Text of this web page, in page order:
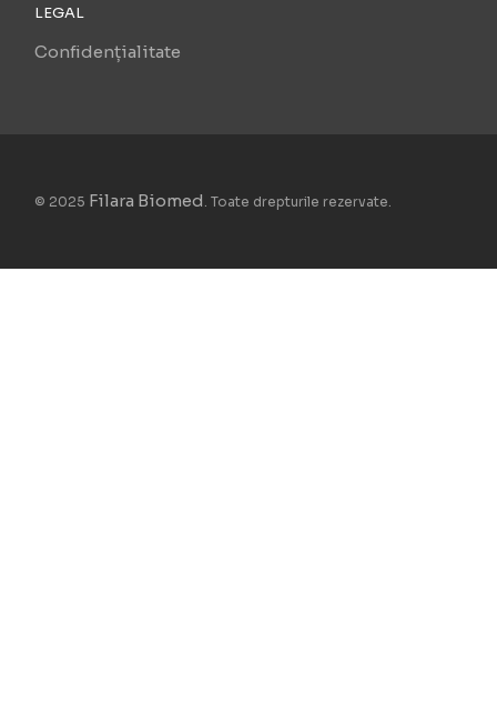
LEGAL
Confidențialitate
© 2025 Filara Biomed . Toate drepturile rezervate.